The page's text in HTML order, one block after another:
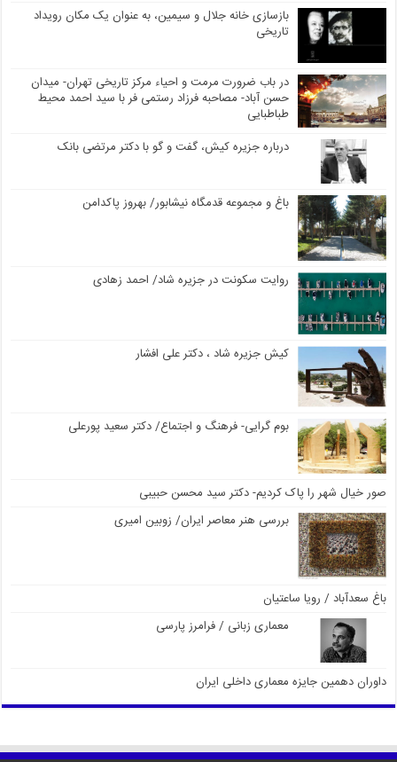
بازسازی خانه جلال و سیمین، به عنوان یک مکان رویداد
تاریخی
در باب ضرورت مرمت و احیاء مرکز تاریخی تهران- میدان
حسن آباد- مصاحبه فرزاد رستمی فر با سید احمد محیط
طباطبایی
درباره جزیره کیش، گفت و گو با دکتر مرتضی بانک
باغ و مجموعه قدمگاه نیشابور/ بهروز پاکدامن
روایت سکونت در جزیره شاد/ احمد زهادی
کیش جزیره شاد ، دکتر علی افشار
بوم گرایی- فرهنگ و اجتماع/ دکتر سعید پورعلی
صور خیال شهر را پاک کردیم- دکتر سید محسن حبیبی
بررسی هنر معاصر ایران/ زوبین امیری
باغ سعدآباد / رویا ساعتیان
معماری زبانی / فرامرز پارسی
داوران دهمین جایزه معماری داخلی ایران